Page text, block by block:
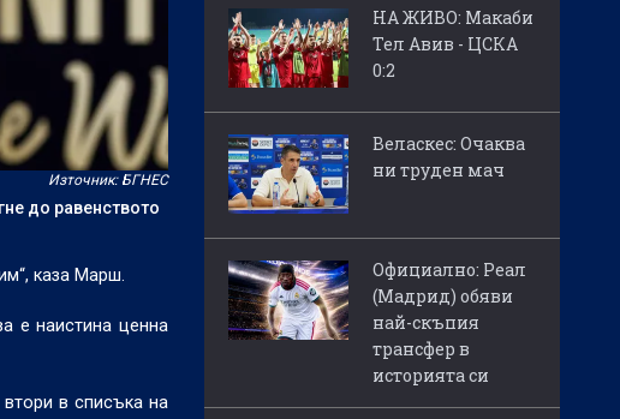
Източник: БГНЕС
до равенството
каза Марш.
е наистина ценна
в списъка на
НА ЖИВО: Макаби
Тел Авив - ЦСКА
0:2
Веласкес: Очаква
ни труден мач
Официално: Реал
(Мадрид) обяви
най-скъпия
трансфер в
историята си